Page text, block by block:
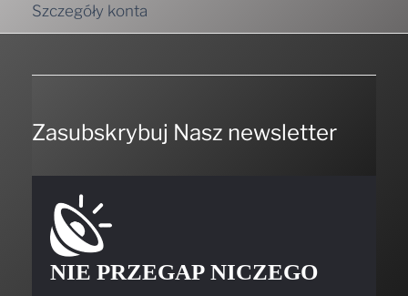
Szczegóły konta
Zasubskrybuj Nasz newsletter
NIE PRZEGAP NICZEGO